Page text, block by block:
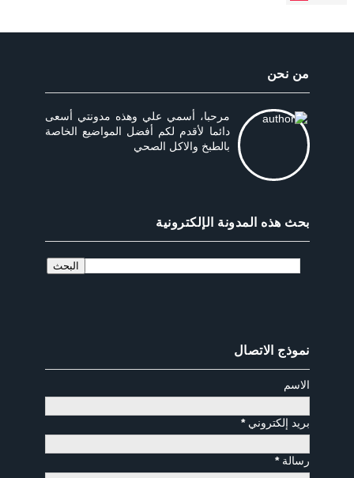
من نحن
مرحبا، أسمي علي وهذه مدونتي أسعى
دائما لأقدم لكم أفضل المواضيع الخاصة
بالطبخ والاكل الصحي
بحث هذه المدونة الإلكترونية
نموذج الاتصال
الاسم
بريد إلكتروني*
رسالة*